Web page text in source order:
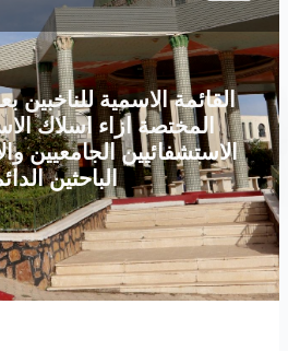
القائمة الاسمية للناخبين
المختصة ازاء اسلاك
الاستشفائيين الجامعيين
الباحثين